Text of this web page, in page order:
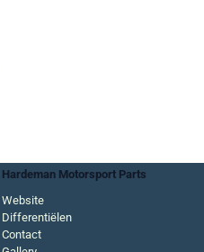
Hardeman Motorsport Parts
Website
Differentiëlen
Contact